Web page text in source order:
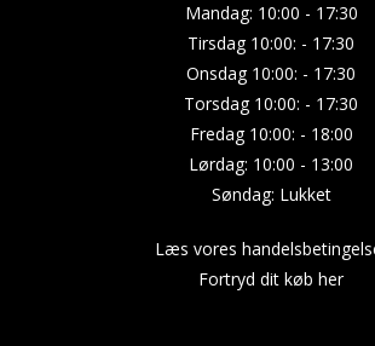
Mandag: 10:00 - 17:30
Tirsdag 10:00: - 17:30
Onsdag 10:00: - 17:30
Torsdag 10:00: - 17:30
Fredag 10:00: - 18:00
Lørdag: 10:00 - 13:00
Søndag: Lukket
Læs vores
Fortryd dit køb her